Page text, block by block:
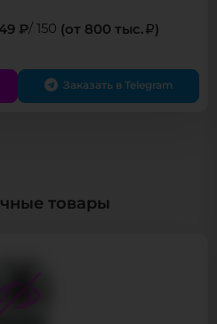
₽/ 150 (от 800 тыс. )
Заказать в Telegram
товары